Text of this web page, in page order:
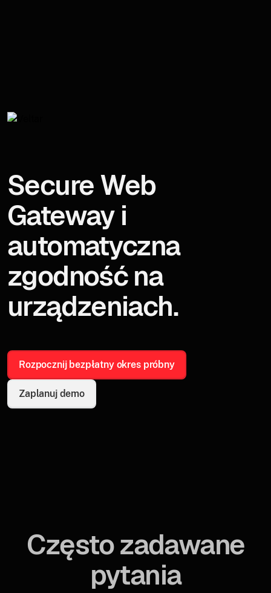
Secure Web
Gateway i
automatyczna
zgodność na
urządzeniach.
Rozpocznij bezpłatny okres próbny
Zaplanuj demo
Często zadawane
pytania